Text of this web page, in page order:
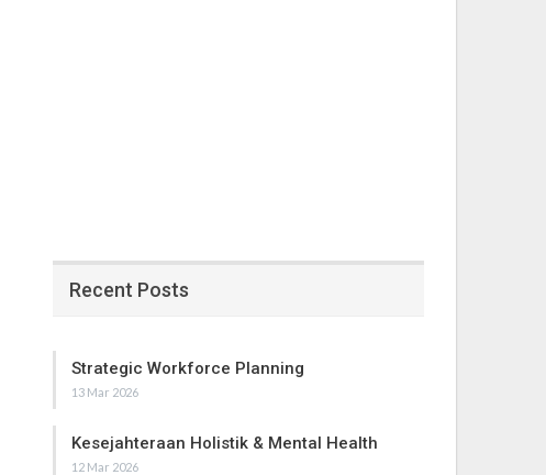
Recent Posts
Strategic Workforce Planning
13 Mar 2026
Kesejahteraan Holistik & Mental Health
12 Mar 2026